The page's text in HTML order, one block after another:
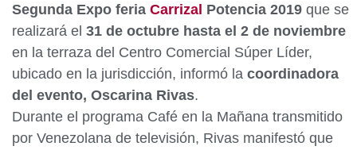
Segunda Expo feria Carrizal Potencia 2019 que se
realizará el 31 de octubre hasta el 2 de noviembre
en la terraza del Centro Comercial Súper Líder,
ubicado en la jurisdicción, informó la coordinadora
del evento, Oscarina Rivas.
Durante el programa Café en la Mañana transmitido
por Venezolana de televisión, Rivas manifestó que